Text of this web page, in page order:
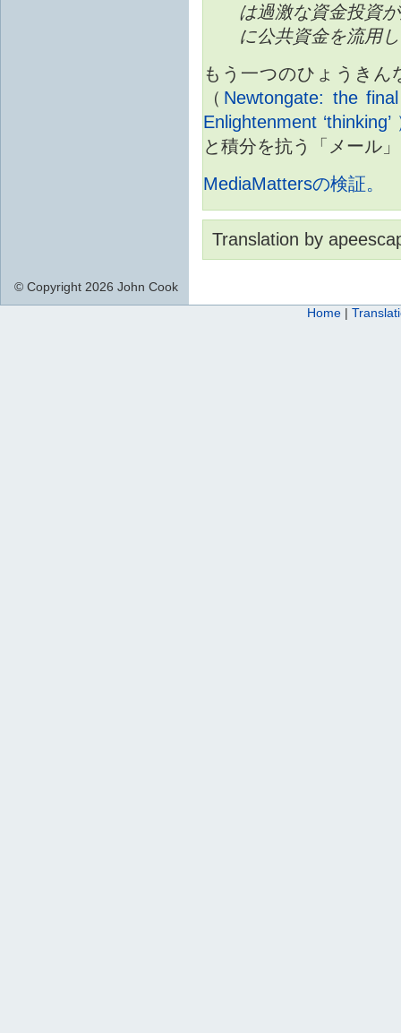
は過激な資金投資
に公共資金を流用
もう一つのひょうきん
（ Newtongate: the
Enlightenment ‘thinking’
と積分を抗う「メール
MediaMattersの検証。
Translation by
© Copyright 2026 John Cook
Home |